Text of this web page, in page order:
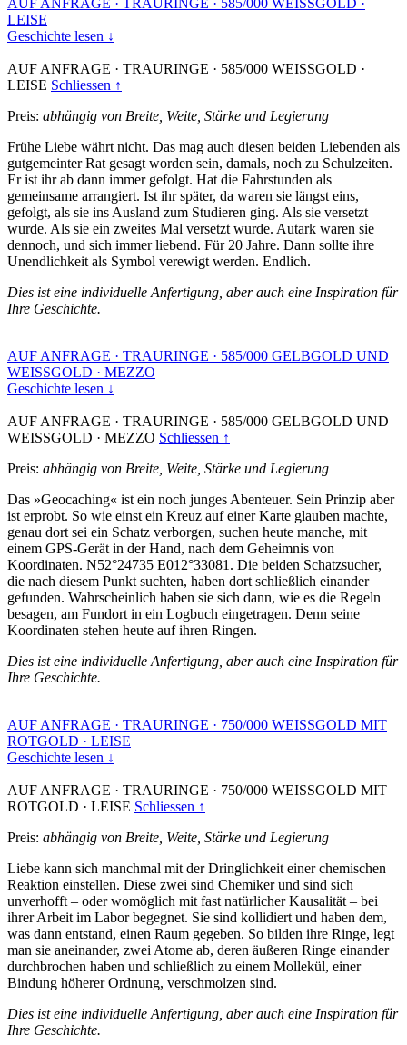
LEISE
Geschichte lesen ↓
AUF ANFRAGE · TRAURINGE · 585/000 WEISSGOLD ·
LEISE Schliessen ↑
Preis: abhängig von Breite, Weite, Stärke und Legierung
Frühe Liebe währt nicht. Das mag auch diesen beiden Liebenden als
gutgemeinter Rat gesagt worden sein, damals, noch zu Schulzeiten.
Er ist ihr ab dann immer gefolgt. Hat die Fahrstunden als
gemeinsame arrangiert. Ist ihr später, da waren sie längst eins,
gefolgt, als sie ins Ausland zum Studieren ging. Als sie versetzt
wurde. Als sie ein zweites Mal versetzt wurde. Autark waren sie
dennoch, und sich immer liebend. Für 20 Jahre. Dann sollte ihre
Unendlichkeit als Symbol verewigt werden. Endlich.
Dies ist eine individuelle Anfertigung, aber auch eine Inspiration für
Ihre Geschichte.
AUF ANFRAGE · TRAURINGE · 585/000 GELBGOLD UND
WEISSGOLD · MEZZO
Geschichte lesen ↓
AUF ANFRAGE · TRAURINGE · 585/000 GELBGOLD UND
WEISSGOLD · MEZZO Schliessen ↑
Preis: abhängig von Breite, Weite, Stärke und Legierung
Das »Geocaching« ist ein noch junges Abenteuer. Sein Prinzip aber
ist erprobt. So wie einst ein Kreuz auf einer Karte glauben machte,
genau dort sei ein Schatz verborgen, suchen heute manche, mit
einem GPS-Gerät in der Hand, nach dem Geheimnis von
Koordinaten. N52°24735 E012°33081. Die beiden Schatzsucher,
die nach diesem Punkt suchten, haben dort schließlich einander
gefunden. Wahrscheinlich haben sie sich dann, wie es die Regeln
besagen, am Fundort in ein Logbuch eingetragen. Denn seine
Koordinaten stehen heute auf ihren Ringen.
Dies ist eine individuelle Anfertigung, aber auch eine Inspiration für
Ihre Geschichte.
AUF ANFRAGE · TRAURINGE · 750/000 WEISSGOLD MIT
ROTGOLD · LEISE
Geschichte lesen ↓
AUF ANFRAGE · TRAURINGE · 750/000 WEISSGOLD MIT
ROTGOLD · LEISE Schliessen ↑
Preis: abhängig von Breite, Weite, Stärke und Legierung
Liebe kann sich manchmal mit der Dringlichkeit einer chemischen
Reaktion einstellen. Diese zwei sind Chemiker und sind sich
unverhofft – oder womöglich mit fast natürlicher Kausalität – bei
ihrer Arbeit im Labor begegnet. Sie sind kollidiert und haben dem,
was dann entstand, einen Raum gegeben. So bilden ihre Ringe, legt
man sie aneinander, zwei Atome ab, deren äußeren Ringe einander
durchbrochen haben und schließlich zu einem Mollekül, einer
Bindung höherer Ordnung, verschmolzen sind.
Dies ist eine individuelle Anfertigung, aber auch eine Inspiration für
Ihre Geschichte.